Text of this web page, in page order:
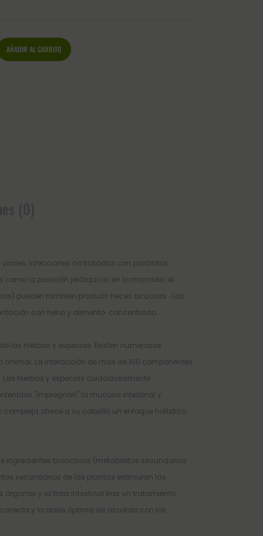
AÑADIR AL CARRITO
infecciones no tratadas con parásitos
como la posición jerárquica en la manada el
pueden también producir heces acuosas . Los
con heno y alimento concentrado.
las hierbas y especias. Existen numerosos
La interacción de más de 100 componentes
hierbas y especias cuidadosamente
"impregnan" la mucosa intestinal y
ofrece a su caballo un enfoque holístico
ingredientes bioactivos (metabolitos secundarios
secundarios de las plantas estimulan las
órganos y la flora intestinal tras un tratamiento
y la dosis óptima de acuerdo con los